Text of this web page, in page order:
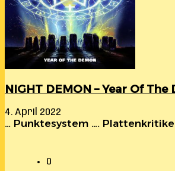
NIGHT DEMON – Year Of The
4. April 2022
… Punktesystem ….
0